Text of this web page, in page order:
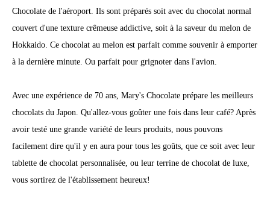
Chocolate de l'aéroport. Ils sont préparés soit avec du chocolat normal
couvert d'une texture crêmeuse addictive, soit à la saveur du melon de
Hokkaido. Ce chocolat au melon est parfait comme souvenir à emporter
à la dernière minute. Ou parfait pour grignoter dans l'avion.
Avec une expérience de 70 ans, Mary's Chocolate prépare les meilleurs
chocolats du Japon. Qu'allez-vous goûter une fois dans leur café? Après
avoir testé une grande variété de leurs produits, nous pouvons
facilement dire qu'il y en aura pour tous les goûts, que ce soit avec leur
tablette de chocolat personnalisée, ou leur terrine de chocolat de luxe,
vous sortirez de l'établissement heureux!